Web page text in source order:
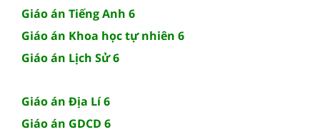
Giáo án Tiếng Anh 6
Giáo án Khoa học tự nhiên 6
Giáo án Lịch Sử 6
Giáo án Địa Lí 6
Giáo án GDCD 6